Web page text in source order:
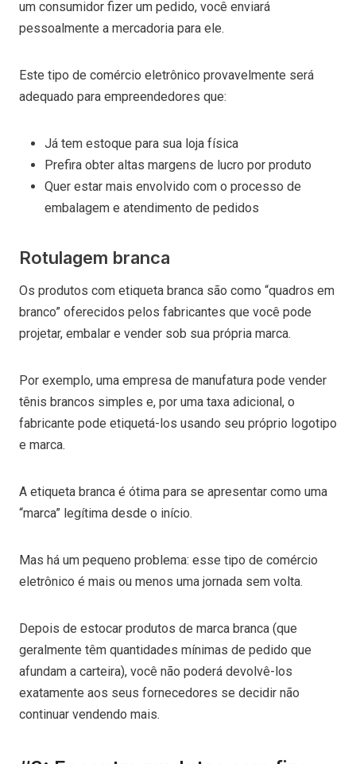
um consumidor fizer um pedido, você enviará
pessoalmente a mercadoria para ele.
Este tipo de comércio eletrônico provavelmente será
adequado para empreendedores que:
Já tem estoque para sua loja física
Prefira obter altas margens de lucro por produto
Quer estar mais envolvido com o processo de
embalagem e atendimento de pedidos
Rotulagem branca
Os produtos com etiqueta branca são como “quadros em
branco” oferecidos pelos fabricantes que você pode
projetar, embalar e vender sob sua própria marca.
Por exemplo, uma empresa de manufatura pode vender
tênis brancos simples e, por uma taxa adicional, o
fabricante pode etiquetá-los usando seu próprio logotipo
e marca.
A etiqueta branca é ótima para se apresentar como uma
“marca” legítima desde o início.
Mas há um pequeno problema: esse tipo de comércio
eletrônico é mais ou menos uma jornada sem volta.
Depois de estocar produtos de marca branca (que
geralmente têm quantidades mínimas de pedido que
afundam a carteira), você não poderá devolvê-los
exatamente aos seus fornecedores se decidir não
continuar vendendo mais.